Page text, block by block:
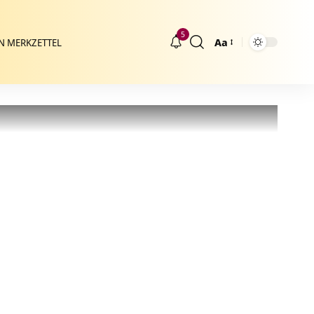
MERKZETTEL
5
Größenänderung
Aa